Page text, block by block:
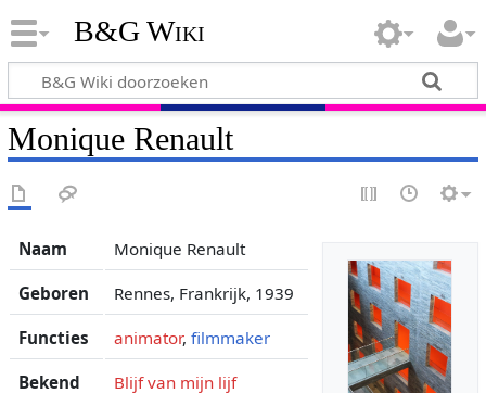
B&G Wiki
Monique Renault
Naam Monique Renault
Geboren Rennes, Frankrijk, 1939
Functies animator, filmmaker
Bekend
Blijf van mijn lijf